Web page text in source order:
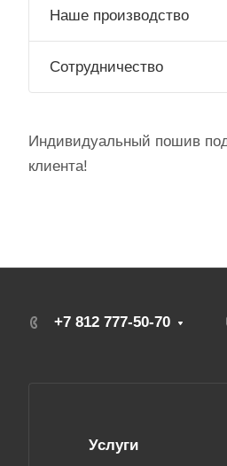
Наше производство
Сотрудничество
Индивидуальный пошив под
клиента!
+7 812 777-50-70
Услуги